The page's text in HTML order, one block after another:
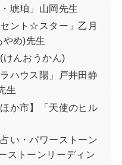
琥珀」山岡先生
セント☆スター」乙月
やめ)先生
けんおうかん)
ハウス陽」戸井田静
生
か市】「天使のヒル
い・パワーストーン
ストーンリーディン